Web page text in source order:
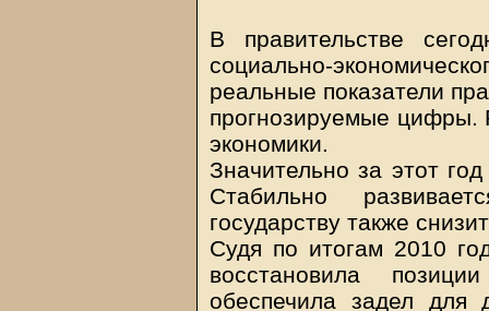
В правительстве
социально-
реальные показатели
прогнозируемые цифры.
экономики.
Значительно за этот
Стабильно
государству также
Судя по итогам 2010
восстановила
обеспечила задел для